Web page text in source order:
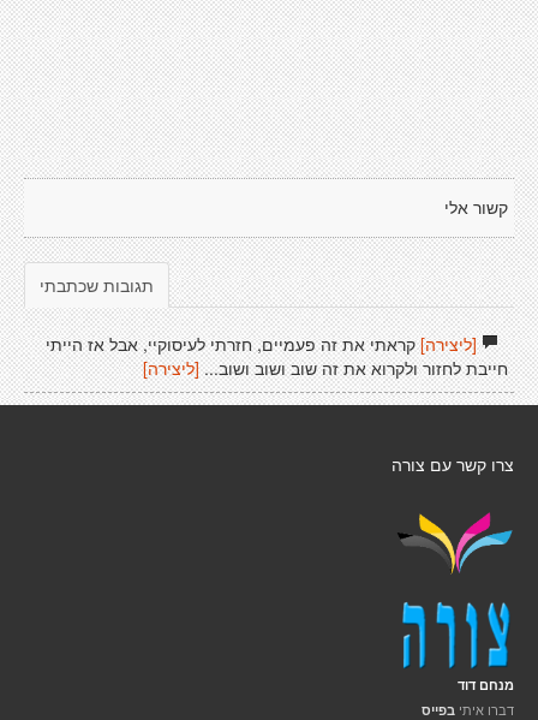
קשור אלי
תגובות שכתבתי
[ליצירה]קראתי את זה פעמיים, חזרתי לעיסוקיי, אבל אז הייתי
חייבת לחזור ולקרוא את זה שוב ושוב ושוב...[ליצירה]
צרו קשר עם צורה
מנחם דוד
דברו איתי בפייס